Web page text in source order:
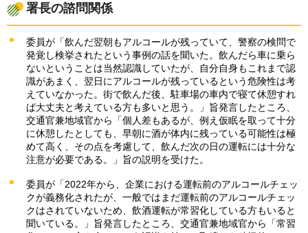
署長の諮問関係
委員が「飲んだ翌朝もアルコールが残っていて、警察の検問で
発覚し検挙されたという事例の話を聞いた。飲んだら車に乗ら
ないということは当然認識していたが、自分自身もこれまで認
識があまく、翌日にアルコールが残っているという危険性は考
えていなかった。街で飲んだ後、駐車場の車内で寝て休憩すれ
ば大丈夫と考えている方も多いと思う。」旨発言したところ、
交通官兼地域官から「個人差もあるが、例え仮眠を取って十分
に休憩したとしても、早朝に酒が体内に残っている可能性は極
めて高く、その点を考慮して、飲んだ次の日の運転には十分な
注意が必要である。」旨の説明を受けた。
委員が「2022年から、企業における運転前のアルコールチェッ
クが義務化されたが、一般ではまだ運転前のアルコールチェッ
クはされていないため、飲酒運転が常習化している方もいると
聞いている。」旨発言したところ、交通官兼地域官から「常習